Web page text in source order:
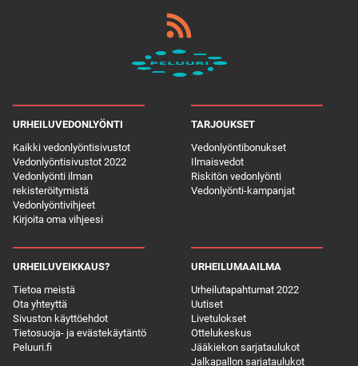
URHEILUVEDONLYÖNTI
Kaikki vedonlyöntisivustot
Vedonlyöntisivustot 2022
Vedonlyönti ilman
rekisteröitymistä
Vedonlyöntivihjeet
Kirjoita oma vihjeesi
TARJOUKSET
Vedonlyöntibonukset
Ilmaisvedot
Riskitön vedonlyönti
Vedonlyönti-kampanjat
URHEILUVEIKKAUS?
Tietoa meistä
Ota yhteyttä
Sivuston käyttöehdot
Tietosuoja- ja evästekäytäntö
Peluuri.fi
URHEILUMAAILMA
Urheilutapahtumat 2022
Uutiset
Livetulokset
Ottelukeskus
Jääkiekon sarjataulukot
Jalkapallon sarjataulukot